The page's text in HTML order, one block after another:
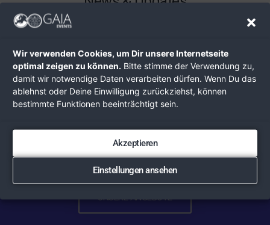
Wir verwenden Cookies, um Dir unsere Internetseite
optimal zeigen zu können. Bitte stimme der Verwendung zu,
damit wir notwendige Daten verarbeiten dürfen. Wenn Du das
ablehnst oder Deine Einwilligung zurückziehst, können
bestimmte Funktionen beeinträchtigt sein.
Akzeptieren
Einstellungen ansehen
Bring auch Du Deine Events hier online!
UNSERE ANGEBOTE